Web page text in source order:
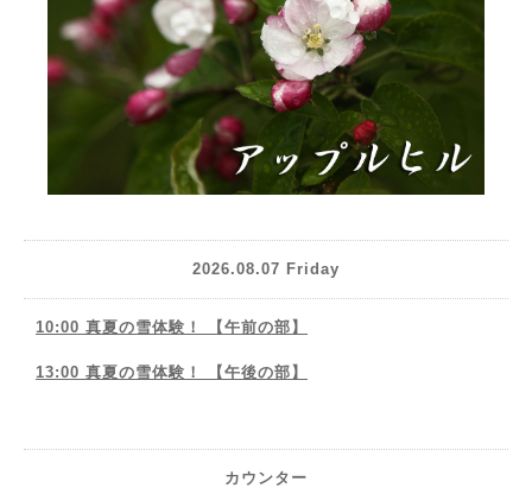
2026.08.07 Friday
10:00 真夏の雪体験！ 【午前の部】
13:00 真夏の雪体験！ 【午後の部】
カウンター